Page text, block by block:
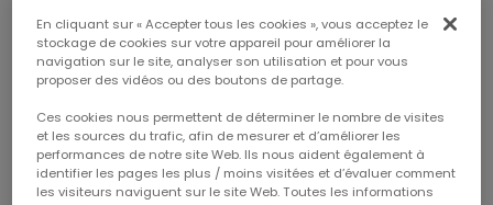
26 juillet 2023
FINANCE
COMMUNIQUÉ DE MISE À DISPOSITION DU
En cliquant sur « Accepter tous les cookies », vous acceptez le
stockage de cookies sur votre appareil pour améliorer la
navigation sur le site, analyser son utilisation et pour vous
proposer des vidéos ou des boutons de partage.
Ces cookies nous permettent de déterminer le nombre de visites
et les sources du trafic, afin de mesurer et d’améliorer les
performances de notre site Web. Ils nous aident également à
identifier les pages les plus / moins visitées et d’évaluer comment
les visiteurs naviguent sur le site Web. Toutes les informations